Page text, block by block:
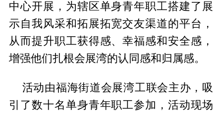
中心开展，为辖区单身青年职工搭建了展
示自我风采和拓展拓宽交友渠道的平台，
从而提升职工获得感、幸福感和安全感，
增强他们扎根会展湾的认同感和归属感。
活动由福海街道会展湾工联会主办，吸
引了数十名单身青年职工参加，活动现场